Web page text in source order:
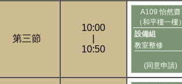
第三節
10:00
10:50
A109 怡然齋
（和平樓一樓）
設備組
教室整修
(同意申請)